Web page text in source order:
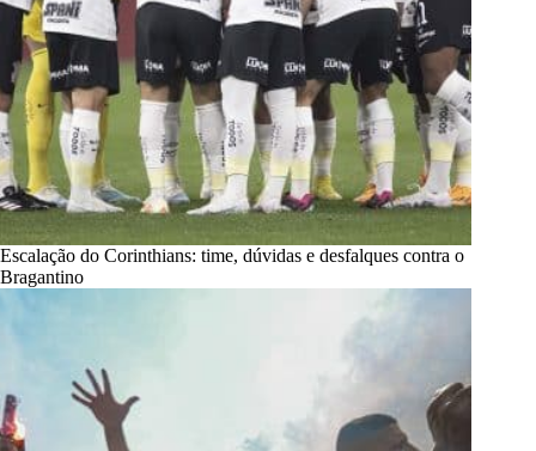
Escalação do Corinthians: time, dúvidas e desfalques contra o
Bragantino